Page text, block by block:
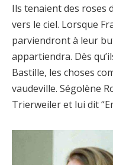
Ils tenaient des roses
vers le ciel. Lorsque
parviendront à leur
appartiendra. Dès
Bastille, les choses
vaudeville. Ségolène
Trierweiler et lui dit